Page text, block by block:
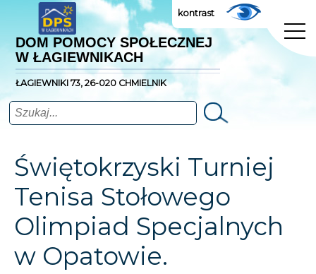
DOM POMOCY SPOŁECZNEJ
W ŁAGIEWNIKACH
ŁAGIEWNIKI 73, 26-020 CHMIELNIK
kontrast
Szukaj
Świętokrzyski Turniej
Tenisa Stołowego
Olimpiad Specjalnych
w Opatowie.